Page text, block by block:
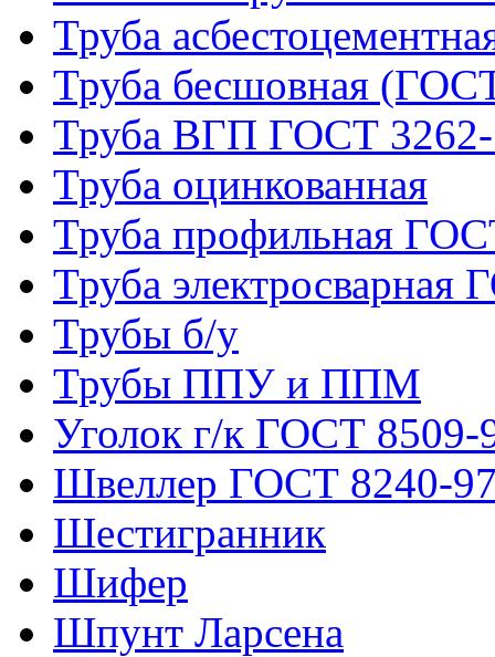
Труба
Труба бесшовная
Труба ВГП ГОСТ
Труба оцинкованная
Труба профильная
Труба
Трубы б/у
Трубы ППУ и ППМ
Уголок г/к ГОСТ 8509-
Швеллер ГОСТ 8240-
Шестигранник
Шифер
Шпунт Ларсена